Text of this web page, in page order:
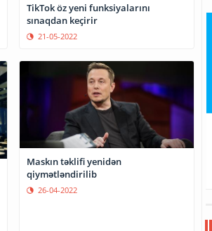
TikTok öz yeni funksiyalarını
sınaqdan keçirir
21-05-2022
Maskın təklifi yenidən
qiymətləndirilib
26-04-2022